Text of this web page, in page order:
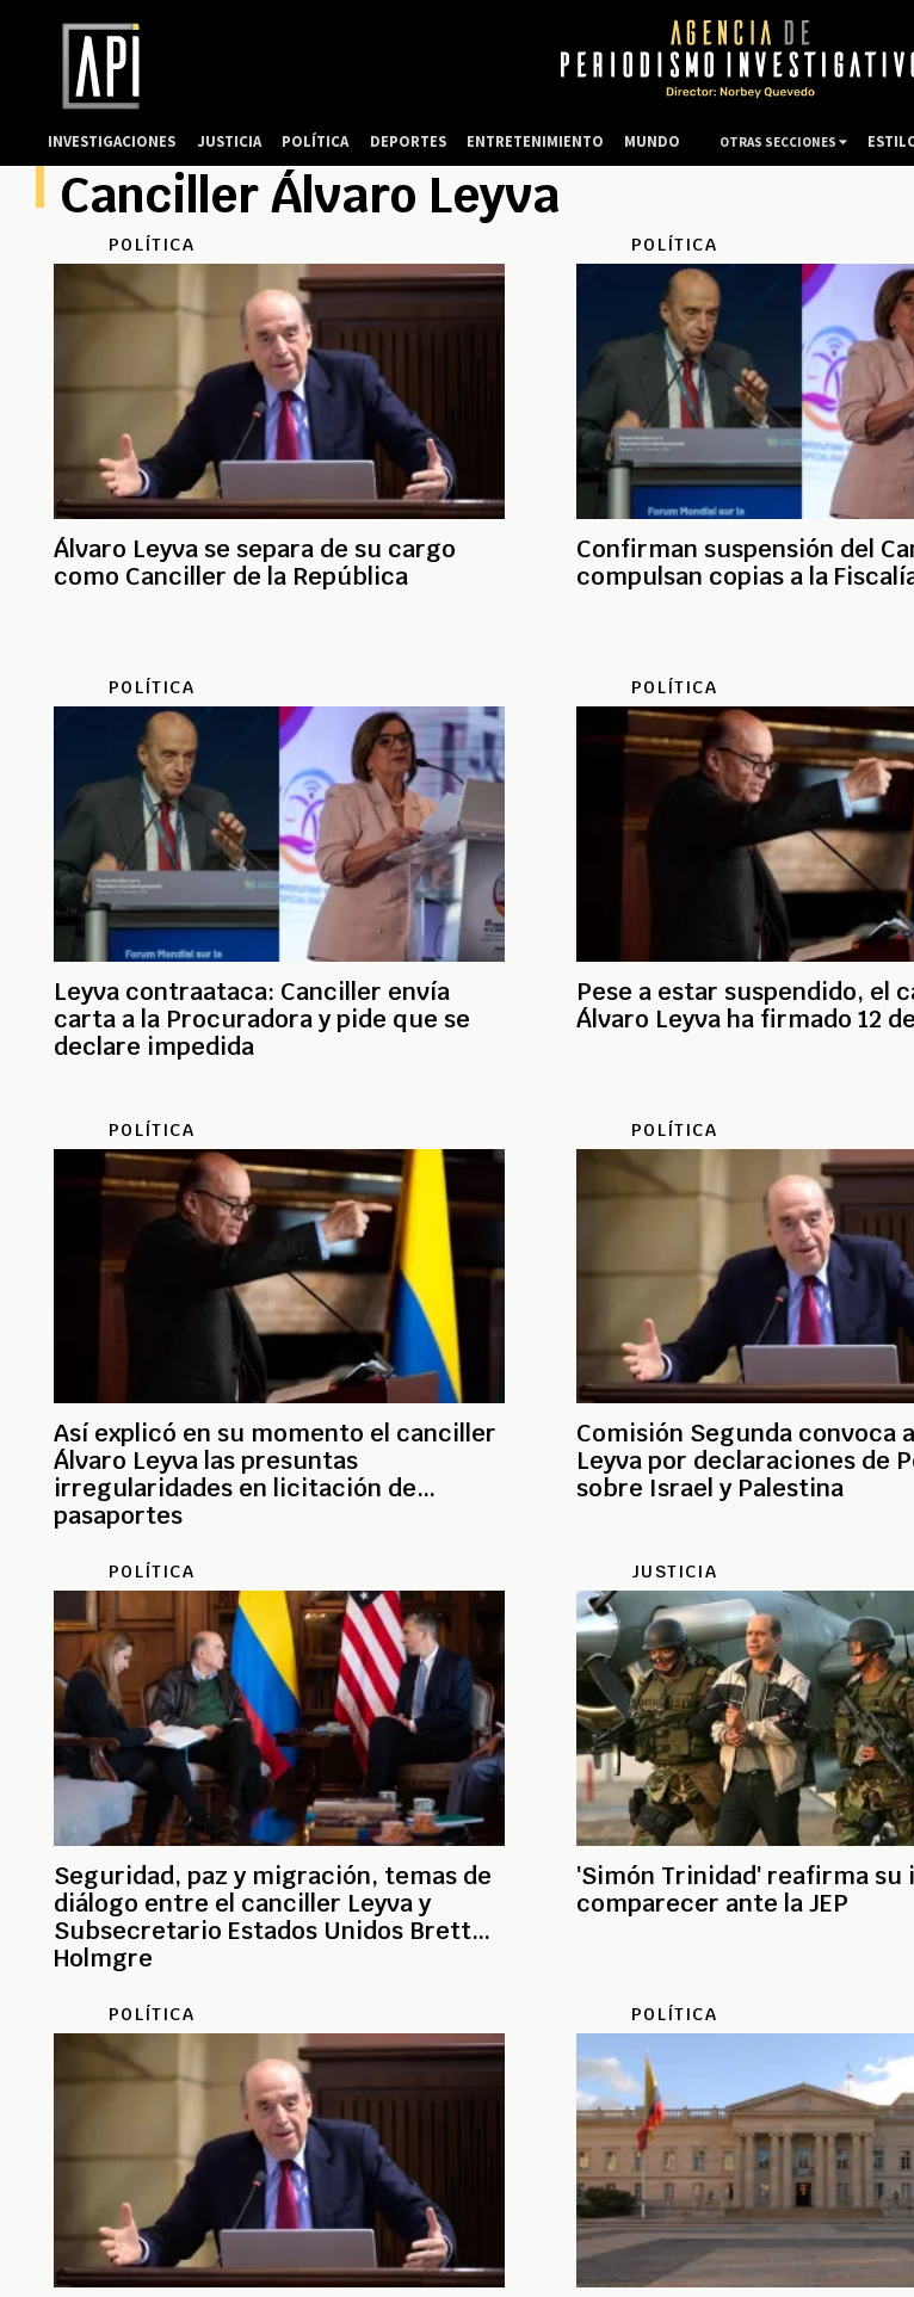
Canciller Álvaro Leyva
POLÍTICA
Álvaro Leyva se separa de su cargo
como Canciller de la República
POLÍTICA
Confirman suspensión del
compulsan copias a la
POLÍTICA
Leyva contraataca: Canciller envía
carta a la Procuradora y pide que se
declare impedida
POLÍTICA
Pese a estar suspendido, el
Álvaro Leyva ha firmado 12
POLÍTICA
Así explicó en su momento el canciller
Álvaro Leyva las presuntas
irregularidades en licitación de
pasaportes
POLÍTICA
Comisión Segunda convoca
Leyva por declaraciones de
sobre Israel y Palestina
POLÍTICA
Seguridad, paz y migración, temas de
diálogo entre el canciller Leyva y
Subsecretario Estados Unidos Brett
Holmgre
JUSTICIA
'Simón Trinidad' reafirma su
comparecer ante la JEP
POLÍTICA POLÍTICA
INVESTIGACIONES JUSTICIA POLÍTICA DEPORTES ENTRETENIMIENTO MUNDO OTRAS SECCIONES